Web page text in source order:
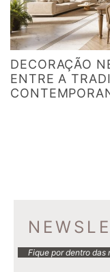
DECORAÇÃO
ENTRE A
Fique por dentro